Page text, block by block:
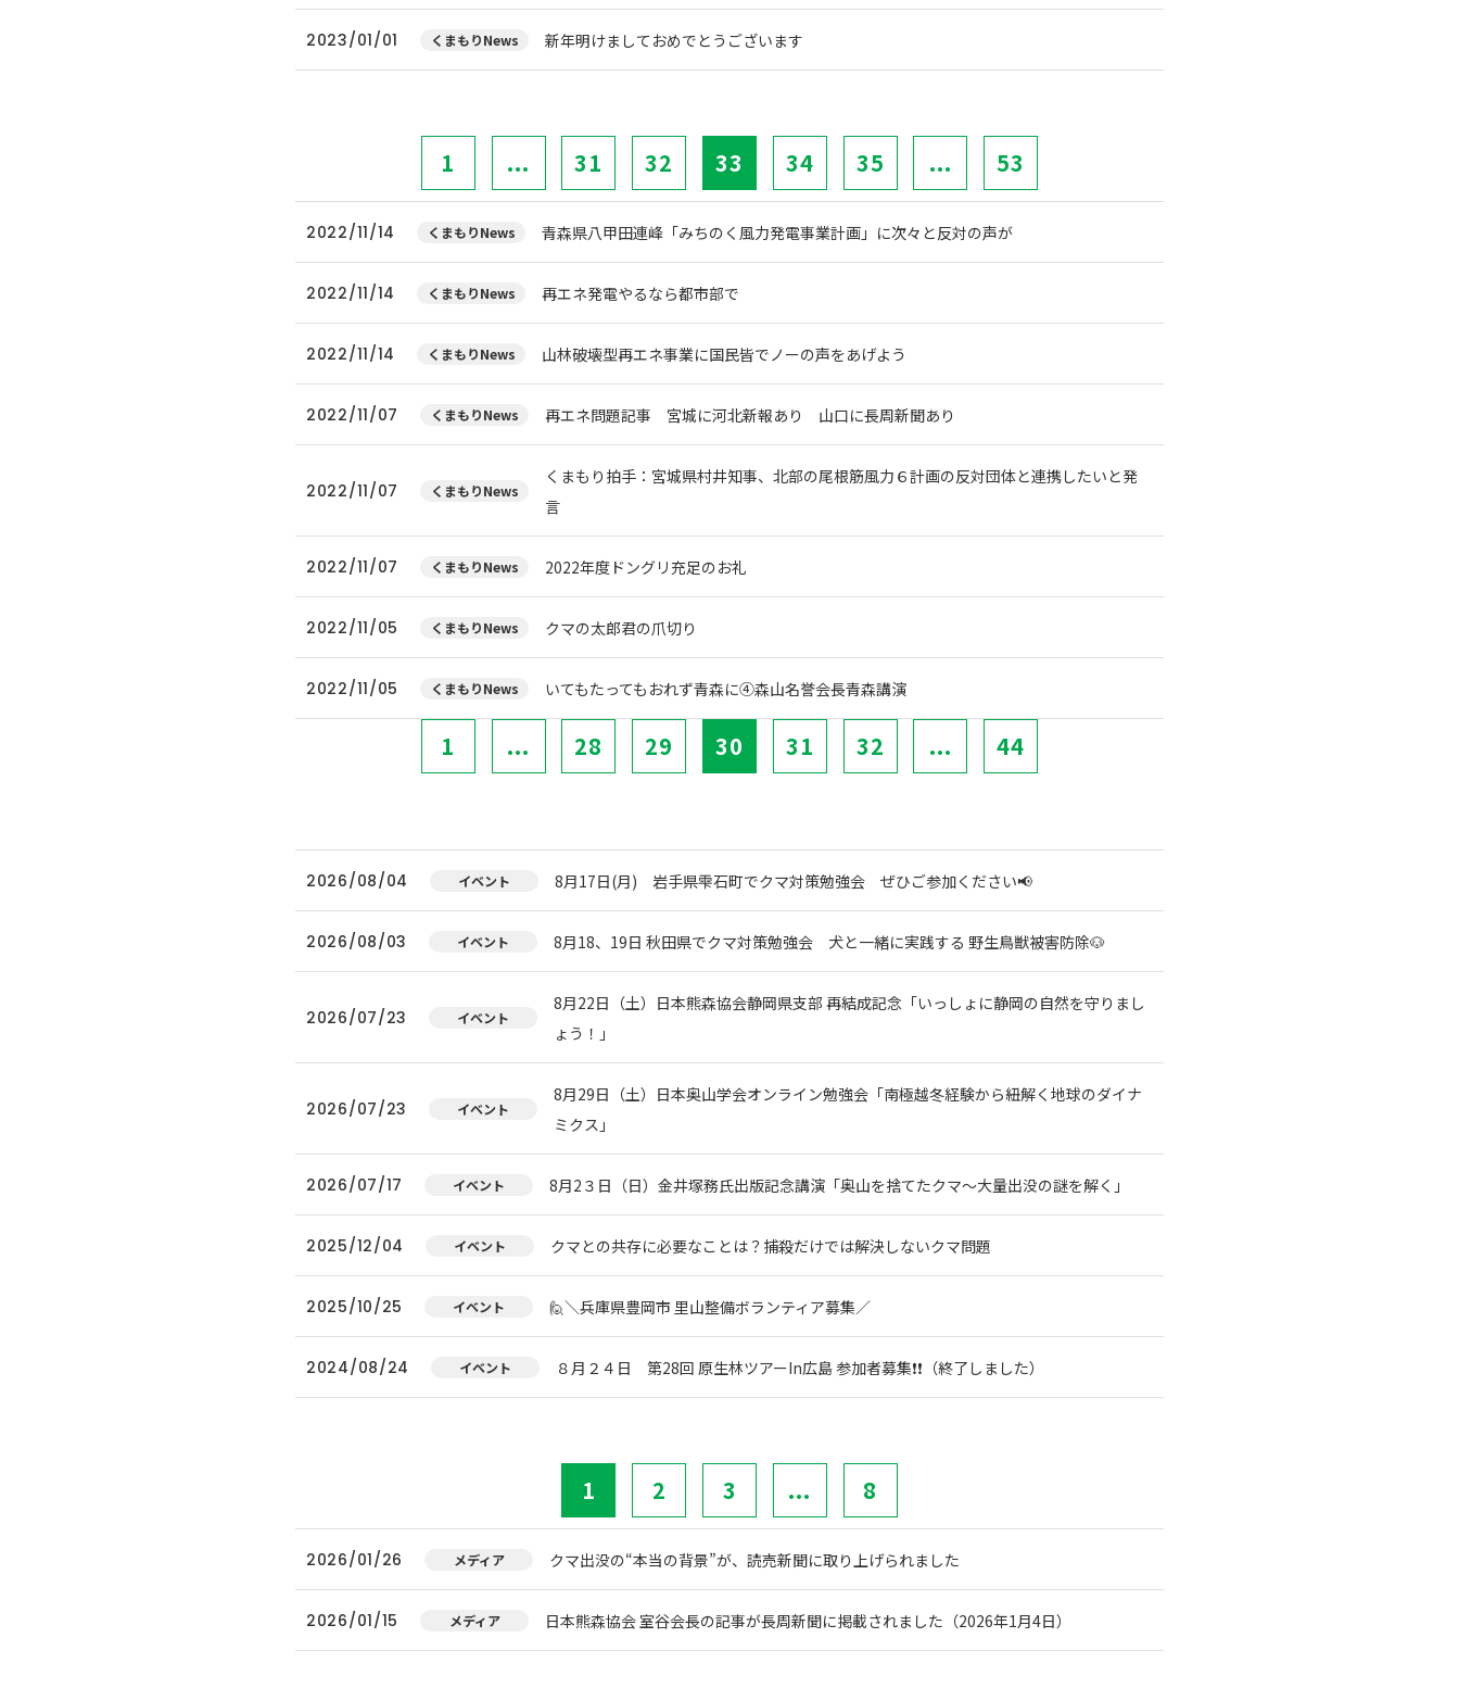
2023/01/01 くまもりNews 新年明けましておめでとうございます
1 ... 31 32 33 34 35 ... 53
2022/11/14 くまもりNews 青森県八甲田連峰「みちのく風力発電事業計画」に次々と反対の声が
2022/11/14 くまもりNews 再エネ発電やるなら都市部で
2022/11/14 くまもりNews 山林破壊型再エネ事業に国民皆でノーの声をあげよう
2022/11/07 くまもりNews 再エネ問題記事 宮城に河北新報あり 山口に長周新聞あり
2022/11/07 くまもりNews
くまもり拍手：宮城県村井知事、北部の尾根筋風力６計画の反対団体と連携したいと発
言
2022/11/07 くまもりNews 2022年度ドングリ充足のお礼
2022/11/05 くまもりNews クマの太郎君の爪切り
2022/11/05 くまもりNews いてもたってもおれず青森に④森山名誉会長青森講演
1 ... 28 29 30 31 32 ... 44
2026/08/04 イベント 8月17日(月) 岩手県雫石町でクマ対策勉強会 ぜひご参加ください📢
2026/08/03 イベント 8月18、19日 秋田県でクマ対策勉強会 犬と一緒に実践する 野生鳥獣被害防除🐶
2026/07/23 イベント
8月22日（土）日本熊森協会静岡県支部 再結成記念「いっしょに静岡の自然を守りまし
ょう！」
2026/07/23 イベント
8月29日（土）日本奥山学会オンライン勉強会「南極越冬経験から紐解く地球のダイナ
ミクス」
2026/07/17 イベント 8月2３日（日）金井塚務氏出版記念講演「奥山を捨てたクマ～大量出没の謎を解く」
2025/12/04 イベント クマとの共存に必要なことは？捕殺だけでは解決しないクマ問題
2025/10/25 イベント 🙋＼兵庫県豊岡市 里山整備ボランティア募集／
2024/08/24 イベント ８月２４日 第28回 原生林ツアーIn広島 参加者募集❗❗（終了しました）
1 2 3 ... 8
2026/01/26 メディア クマ出没の“本当の背景”が、読売新聞に取り上げられました
2026/01/15 メディア 日本熊森協会 室谷会長の記事が長周新聞に掲載されました（2026年1月4日）